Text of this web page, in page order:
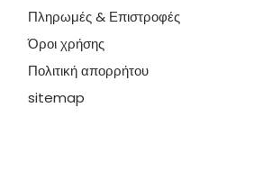
Πληρωμές & Επιστροφές
Όροι χρήσης
Πολιτική απορρήτου
sitemap